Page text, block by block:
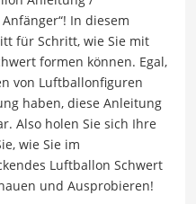
In diesem
für Schritt, wie Sie mit
formen können. Egal,
von Luftballonfiguren
haben, diese Anleitung
Also holen Sie sich Ihre
wie Sie im
Luftballon Schwert
und Ausprobieren!